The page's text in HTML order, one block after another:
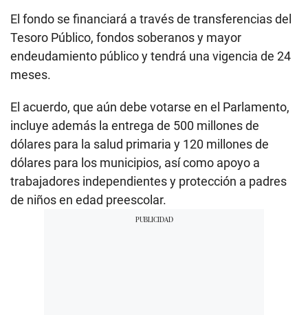
El fondo se financiará a través de transferencias del
Tesoro Público, fondos soberanos y mayor
endeudamiento público y tendrá una vigencia de 24
meses.
El acuerdo, que aún debe votarse en el Parlamento,
incluye además la entrega de 500 millones de
dólares para la salud primaria y 120 millones de
dólares para los municipios, así como apoyo a
trabajadores independientes y protección a padres
de niños en edad preescolar.